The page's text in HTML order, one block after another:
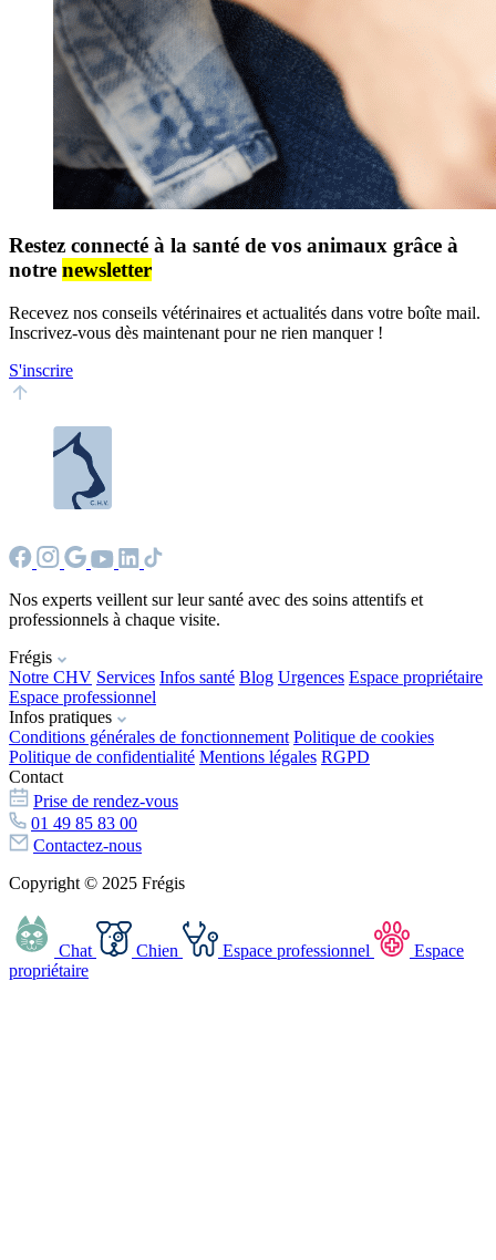
Restez connecté à la santé de vos animaux grâce à
notre newsletter
Recevez nos conseils vétérinaires et actualités dans votre boîte mail.
Inscrivez-vous dès maintenant pour ne rien manquer !
S'inscrire
Nos experts veillent sur leur santé avec des soins attentifs et
professionnels à chaque visite.
Frégis
Notre CHV Services Infos santé Blog Urgences Espace propriétaire
Espace professionnel
Infos pratiques
Conditions générales de fonctionnement Politique de cookies
Politique de confidentialité Mentions légales RGPD
Contact
Prise de rendez-vous
01 49 85 83 00
Contactez-nous
Copyright © 2025 Frégis
Chat Chien Espace professionnel
Espace
propriétaire